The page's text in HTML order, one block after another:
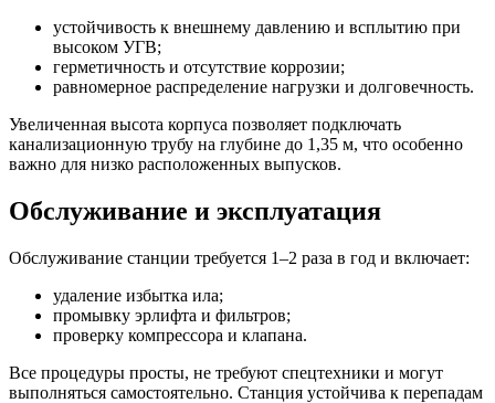
устойчивость к внешнему давлению и всплытию при
высоком УГВ;
герметичность и отсутствие коррозии;
равномерное распределение нагрузки и долговечность.
Увеличенная высота корпуса позволяет подключать
канализационную трубу на глубине до 1,35 м, что особенно
важно для низко расположенных выпусков.
Обслуживание и эксплуатация
Обслуживание станции требуется 1–2 раза в год и включает:
удаление избытка ила;
промывку эрлифта и фильтров;
проверку компрессора и клапана.
Все процедуры просты, не требуют спецтехники и могут
выполняться самостоятельно. Станция устойчива к перепадам